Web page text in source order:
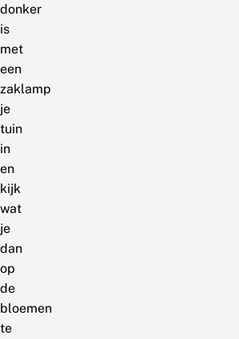
donker
is
met
een
zaklamp
je
tuin
in
en
kijk
wat
je
dan
op
de
bloemen
te